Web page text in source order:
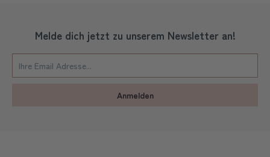
Melde dich jetzt zu unserem Newsletter an!
Anmelden